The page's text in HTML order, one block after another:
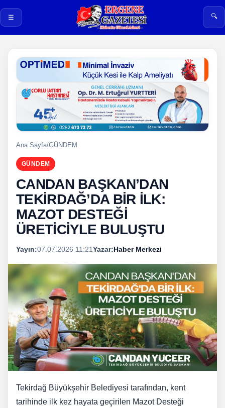
☰ 🔍
Ana Sayfa/GÜNDEM
GÜNDEM
CANDAN BAŞKAN’DAN
TEKİRDAĞ’DA BİR İLK:
MAZOT DESTEĞİ
ÜRETİCİYLE BULUŞTU
Yayın:07.07.2026 11:21Yazar:Haber Merkezi
Tekirdağ Büyükşehir Belediyesi tarafından, kent
tarihinde ilk kez hayata geçirilen Mazot Desteği